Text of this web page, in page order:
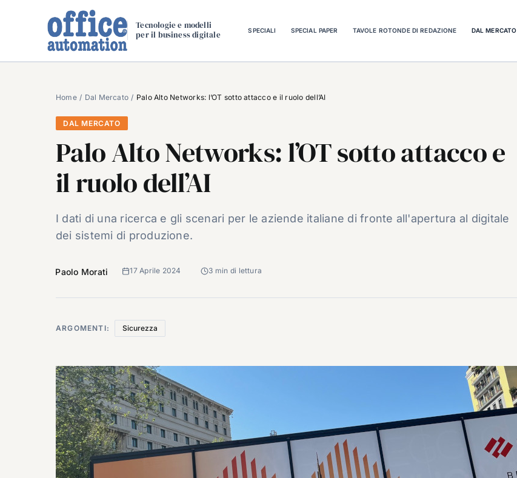
Tecnologie e modelli
per il business digitale
SPECIALI SPECIAL PAPER TAVOLE ROTONDE DI REDAZIONE DAL MERCATO
Home Dal Mercato Palo Alto Networks: l’OT sotto attacco e il ruolo dell’AI
DAL MERCATO
Palo Alto Networks: l’OT sotto attacco e
il ruolo dell’AI
I dati di una ricerca e gli scenari per le aziende italiane di fronte all'apertura al digitale
dei sistemi di produzione.
Paolo Morati 17 Aprile 2024 3 min di lettura
ARGOMENTI: Sicurezza